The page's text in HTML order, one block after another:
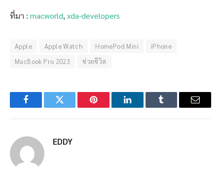
ที่มา : macworld, xda-developers
Apple Apple Watch HomePod Mini
iPhone
MacBook Pro 2023
ช่วยชีวิต
FacebookTwitter Pinterest LinkedInTumblr Email
EDDY